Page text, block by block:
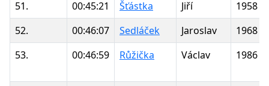
51.
00:45:21 Šťástka Jiří
1958
52.
00:46:07 Sedláček Jaroslav
1968
53.
00:46:59 Růžička Václav 1986